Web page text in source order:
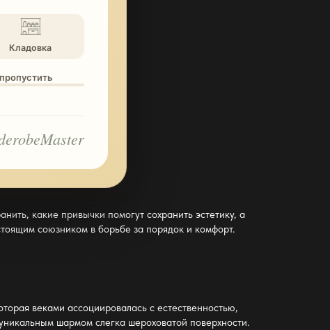
Кладовка
какие привычки помогут сохранить эстетику, а
союзником в борьбе за порядок и комфорт.
веками ассоциировалась с естественностью,
шармом слегка шероховатой поверхности.